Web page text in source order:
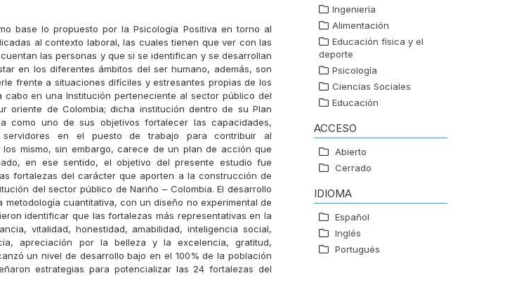
base lo propuesto por la Psicología Positiva en torno al
al contexto laboral, las cuales tienen que ver con las
las personas y que si se identifican y se desarrollan
en los diferentes ámbitos del ser humano, además, son
frente a situaciones difíciles y estresantes propias de los
en una Institución perteneciente al sector público del
oriente de Colombia; dicha institución dentro de su Plan
como uno de sus objetivos fortalecer las capacidades,
en el puesto de trabajo para contribuir al
mismo, sin embargo, carece de un plan de acción que
en ese sentido, el objetivo del presente estudio fue
fortalezas del carácter que aporten a la construcción de
del sector público de Nariño – Colombia. El desarrollo
cuantitativa, con un diseño no experimental de
identificar que las fortalezas más representativas en la
vitalidad, honestidad, amabilidad, inteligencia social,
apreciación por la belleza y la excelencia, gratitud,
un nivel de desarrollo bajo en el 100% de la población
estrategias para potencializar las 24 fortalezas del
Ingeniería
Alimentación
Educación física y el
deporte
Psicología
Ciencias Sociales
Educación
ACCESO
Abierto
Cerrado
IDIOMA
Español
Inglés
Portugués